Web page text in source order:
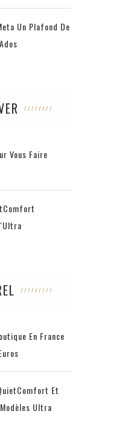
Un Plafond De
Vous Faire
En France
Et
Ultra